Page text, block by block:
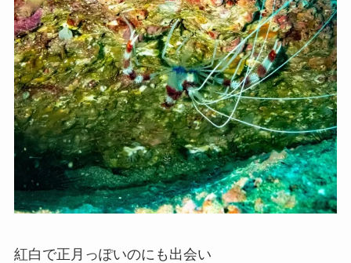
紅白で正月っぽいのにも出会い